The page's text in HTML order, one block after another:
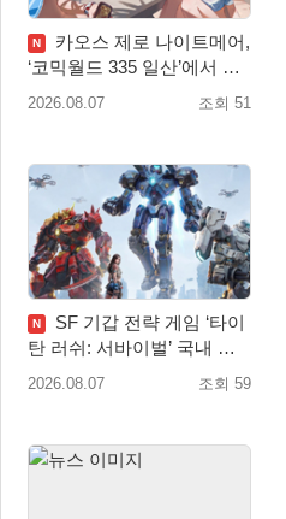
N
카오스 제로 나이트메어,
‘코믹월드 335 일산’에서 이
용자 소통 예고
2026.08.07 조회 51
N
SF 기갑 전략 게임 ‘타이
탄 러쉬: 서바이벌’ 국내 정
식 출시
2026.08.07 조회 59